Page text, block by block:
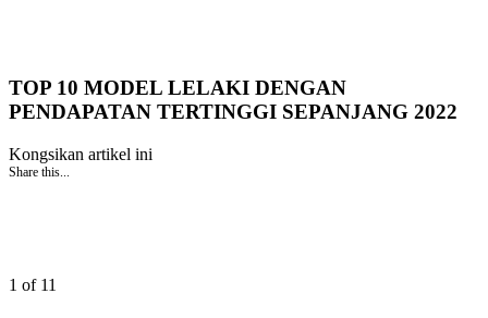
TOP 10 MODEL LELAKI DENGAN
PENDAPATAN TERTINGGI SEPANJANG 2022
Kongsikan artikel ini
Share this...
1 of 11